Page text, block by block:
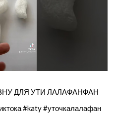
ДЛЯ УТИ ЛАЛАФАНФАН
#katy #уточкалалафан